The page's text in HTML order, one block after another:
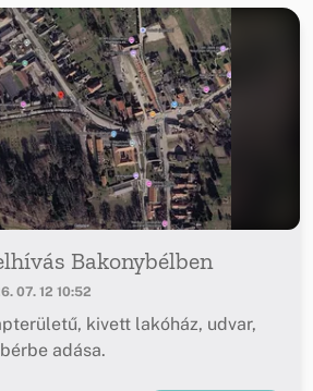
Bakonybélben
07. 12 10:52
kivett lakóház, udvar,
adása.